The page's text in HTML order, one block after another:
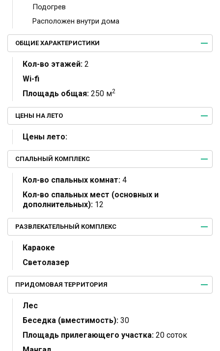
Подогрев
Расположен внутри дома
ОБЩИЕ ХАРАКТЕРИСТИКИ
Кол-во этажей: 2
Wi-fi
Площадь общая: 250 м2
ЦЕНЫ НА ЛЕТО
Цены лето:
СПАЛЬНЫЙ КОМПЛЕКС
Кол-во спальных комнат: 4
Кол-во спальных мест (основных и
дополнительных): 12
РАЗВЛЕКАТЕЛЬНЫЙ КОМПЛЕКС
Караоке
Светолазер
ПРИДОМОВАЯ ТЕРРИТОРИЯ
Лес
Беседка (вместимость): 30
Площадь прилегающего участка: 20 соток